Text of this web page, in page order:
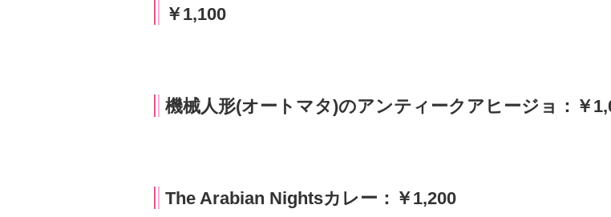
スペース☆アタック！ピザ： ￥1,500